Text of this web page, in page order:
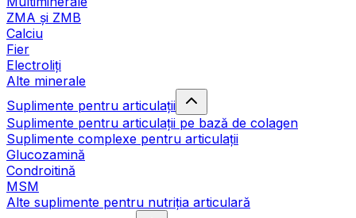
ZMA și ZMB
Calciu
Fier
Electroliți
Alte minerale
Suplimente pentru articulații
Suplimente pentru articulații pe bază de colagen
Suplimente complexe pentru articulații
Glucozamină
Condroitină
MSM
Alte suplimente pentru nutriția articulară